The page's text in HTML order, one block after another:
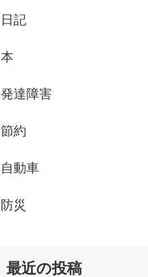
日記
本
発達障害
節約
自動車
防災
最近の投稿